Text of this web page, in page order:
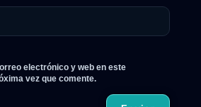
electrónico y web en este
vez que comente.